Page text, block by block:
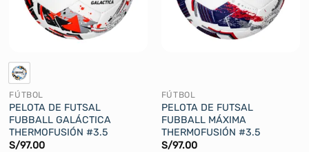
pueden
de
producto
FÚTBOL
PELOTA DE FUTSAL
FUBBALL GALÁCTICA
THERMOFUSIÓN #3.5
S/97.00
FÚTBOL
PELOTA DE FUTSAL
FUBBALL MÁXIMA
THERMOFUSIÓN #3.5
S/97.00